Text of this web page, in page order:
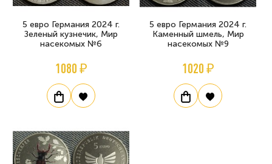
5 евро Германия 2024 г.
Зеленый кузнечик, Мир
насекомых №6
1080 ₽
5 евро Германия 2024 г.
Каменный шмель, Мир
насекомых №9
1020 ₽